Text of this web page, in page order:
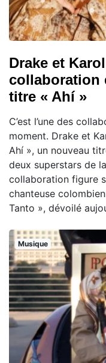
Drake et
collaboration
titre « Ahí »
C’est l’une des
moment. Drake et
Ahí », un nouveau
deux superstars de
collaboration figure
chanteuse
Tanto », dévoilé
Musique